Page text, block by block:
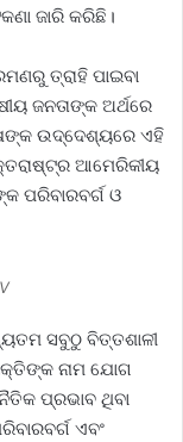
ଜାରି କରିଛି।
ତ୍ରାହି ପାଇବା
ଜନତାଙ୍କ ଅର୍ଥରେ
ଉଦ୍ଦେଶ୍ୟରେ ଏହି
ଆମେରିକୀୟ
ପରିବାରବର୍ଗ ଓ
ସବୁଠୁ ବିତ୍ତଶାଳୀ
ନାମ ଯୋଗ
ପ୍ରଭାବ ଥିବା
ଏବଂ